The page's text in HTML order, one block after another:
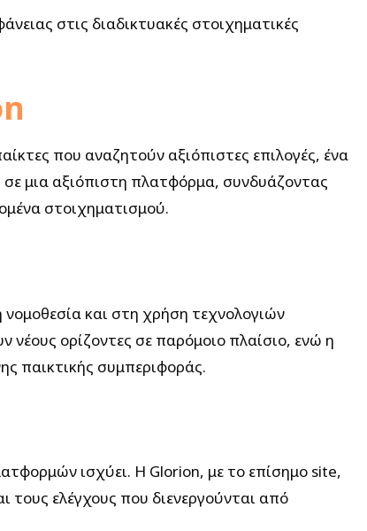
στις διαδικτυακές στοιχηματικές
που αναζητούν αξιόπιστες επιλογές, ένα
σε μια αξιόπιστη πλατφόρμα, συνδυάζοντας
στοιχηματισμού.
νομοθεσία και στη χρήση τεχνολογιών
νέους ορίζοντες σε παρόμοιο πλαίσιο, ενώ η
παικτικής συμπεριφοράς.
ισχύει. Η Glorion, με το επίσημο site,
τους ελέγχους που διενεργούνται από